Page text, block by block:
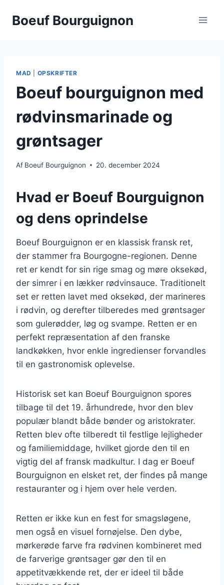
Boeuf Bourguignon
MAD OPSKRIFTER
Boeuf bourguignon med
rødvinsmarinade og
grøntsager
Af Boeuf Bourguignon 20. december 2024
Hvad er Boeuf Bourguignon
og dens oprindelse
Boeuf Bourguignon er en klassisk fransk ret,
der stammer fra Bourgogne-regionen. Denne
ret er kendt for sin rige smag og møre oksekød,
der simrer i en lækker rødvinsauce. Traditionelt
set er retten lavet med oksekød, der marineres
i rødvin, og derefter tilberedes med grøntsager
som gulerødder, løg og svampe. Retten er en
perfekt repræsentation af den franske
landkøkken, hvor enkle ingredienser forvandles
til en gastronomisk oplevelse.
Historisk set kan Boeuf Bourguignon spores
tilbage til det 19. århundrede, hvor den blev
populær blandt både bønder og aristokrater.
Retten blev ofte tilberedt til festlige lejligheder
og familiemiddage, hvilket gjorde den til en
vigtig del af fransk madkultur. I dag er Boeuf
Bourguignon en elsket ret, der findes på mange
restauranter og i hjem over hele verden.
Retten er ikke kun en fest for smagsløgene,
men også en visuel fornøjelse. Den dybe,
mørkerøde farve fra rødvinen kombineret med
de farverige grøntsager gør den til en
appetitvækkende ret, der er ideel til både